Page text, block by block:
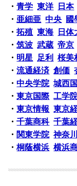
・青学 東洋 日本
・ 亜細亜 中央 國
・拓殖 東海 日体
・筑波 武蔵 帝京
・ 明星 足利 桜美
・流通経済 創価
・中央学院 城西
・東京国際 工学
・東京情報 東京
・千葉商科 千葉
・ 関東学院 神奈川
・桐蔭横浜 横浜